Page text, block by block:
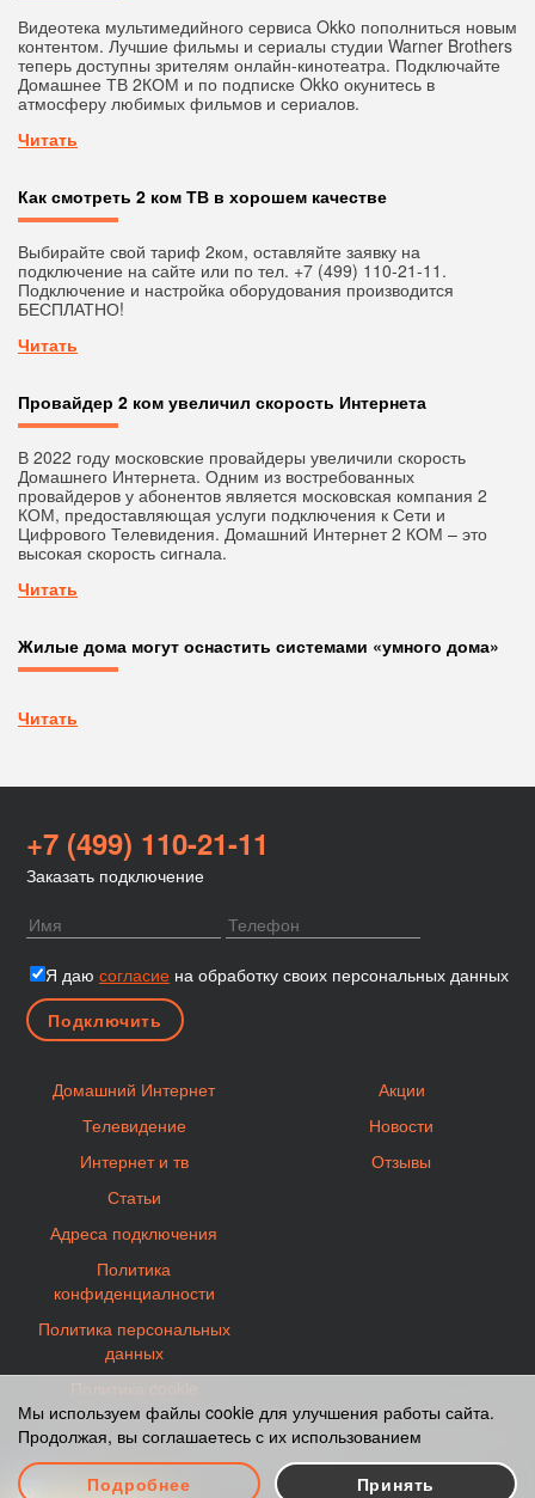
Видеотека мультимедийного сервиса Okko пополниться новым
контентом. Лучшие фильмы и сериалы студии Warner Brothers
теперь доступны зрителям онлайн-кинотеатра. Подключайте
Домашнее ТВ 2КОМ и по подписке Okko окунитесь в
атмосферу любимых фильмов и сериалов.
Читать
Как смотреть 2 ком ТВ в хорошем качестве
Выбирайте свой тариф 2ком, оставляйте заявку на
подключение на сайте или по тел. +7 (499) 110-21-11.
Подключение и настройка оборудования производится
БЕСПЛАТНО!
Читать
Провайдер 2 ком увеличил скорость Интернета
В 2022 году московские провайдеры увеличили скорость
Домашнего Интернета. Одним из востребованных
провайдеров у абонентов является московская компания 2
КОМ, предоставляющая услуги подключения к Сети и
Цифрового Телевидения. Домашний Интернет 2 КОМ – это
высокая скорость сигнала.
Читать
Жилые дома могут оснастить системами «умного дома»
Читать
+7 (499) 110-21-11
Заказать подключение
Я даю согласие на обработку своих персональных данных
Домашний Интернет
Телевидение
Интернет и тв
Акции
Новости
Отзывы
Статьи
Адреса подключения
Политика
конфиденциалности
Политика персональных
данных
Карта сайта © 2012-2026 Moscow-2KOM.ru - Официальный
сайт партнера 2КОМ.
Мы используем файлы cookie для улучшения работы сайта.
Продолжая, вы соглашаетесь с их использованием
Подробнее
Принять